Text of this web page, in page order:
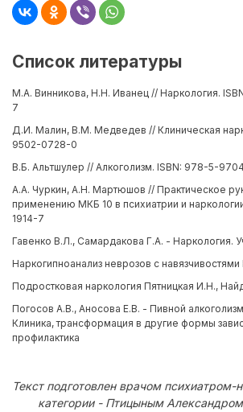
Список литературы
М.А. Винникова, Н.Н. Иванец // Наркология.
7
Д.И. Малин, В.М. Медведев // Клиническая
9502-0728-0
В.Б. Альтшулер // Алкоголизм. ISBN: 978-5-
А.А. Чуркин, А.Н. Мартюшов // Практическое
применению МКБ 10 в психиатрии и
1914-7
Гавенко В.Л., Самардакова Г.А. - Наркология.
Наркогипноанализ неврозов с
Подростковая наркология Пятницкая И.Н.,
Погосов А.В., Аносова Е.В. - Пивной
Клиника, трансформация в другие формы
профилактика
Текст подготовлен врачом
категории - Птицыным